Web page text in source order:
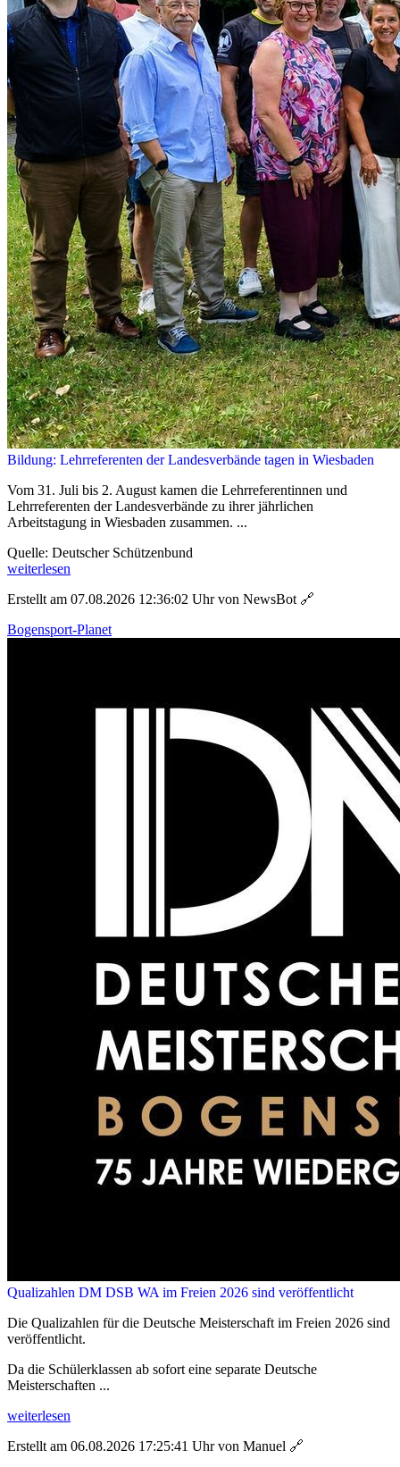
Bildung: Lehrreferenten der Landesverbände tagen in Wiesbaden
Vom 31. Juli bis 2. August kamen die Lehrreferentinnen und
Lehrreferenten der Landesverbände zu ihrer jährlichen
Arbeitstagung in Wiesbaden zusammen. ...
Quelle: Deutscher Schützenbund
weiterlesen
Erstellt am 07.08.2026 12:36:02 Uhr von NewsBot 🔗
Bogensport-Planet
Qualizahlen DM DSB WA im Freien 2026 sind veröffentlicht
Die Qualizahlen für die Deutsche Meisterschaft im Freien 2026 sind
veröffentlicht.
Da die Schülerklassen ab sofort eine separate Deutsche
Meisterschaften ...
weiterlesen
Erstellt am 06.08.2026 17:25:41 Uhr von Manuel 🔗